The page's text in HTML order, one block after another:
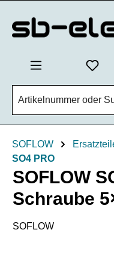
SOFLOW
SO4 PRO
SOFLOW
Schraube
SOFLOW